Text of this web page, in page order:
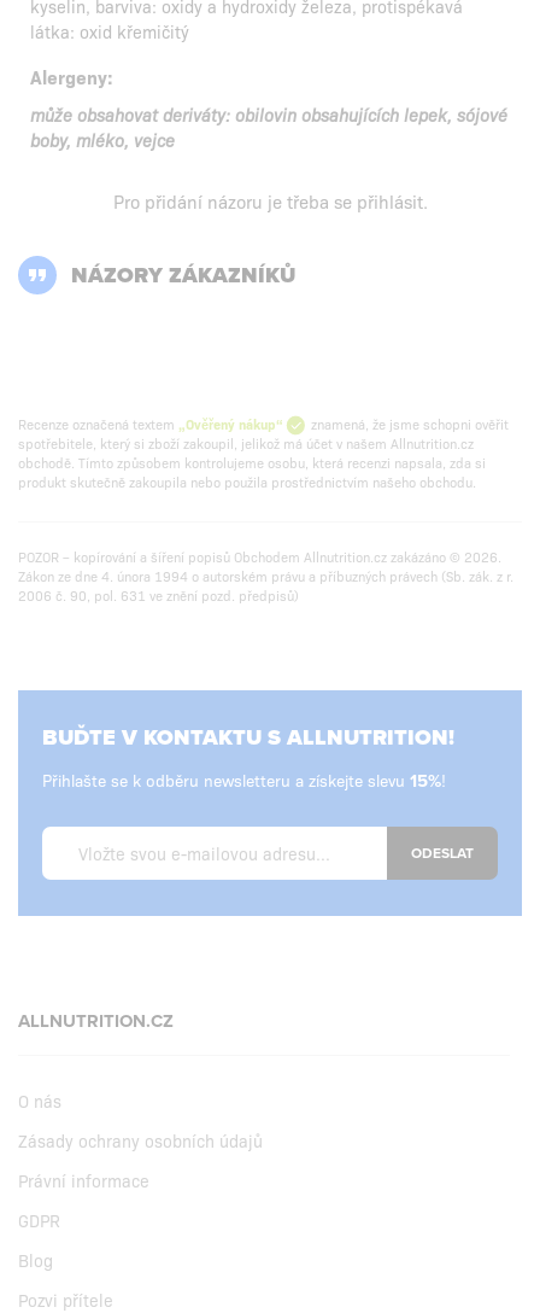
kyselin, barviva: oxidy a hydroxidy železa, protispékavá
látka: oxid křemičitý
Alergeny:
může obsahovat deriváty: obilovin obsahujících lepek, sójové
boby, mléko, vejce
Pro přidání názoru je třeba se přihlásit.
NÁZORY ZÁKAZNÍKŮ
Recenze označená textem „Ověřený nákup“
znamená, že jsme schopni ověřit
spotřebitele, který si zboží zakoupil, jelikož má účet v našem Allnutrition.cz
obchodě. Tímto způsobem kontrolujeme osobu, která recenzi napsala, zda si
produkt skutečně zakoupila nebo použila prostřednictvím našeho obchodu.
POZOR – kopírování a šíření popisů Obchodem Allnutrition.cz zakázáno © 2026.
Zákon ze dne 4. února 1994 o autorském právu a příbuzných právech (Sb. zák. z r.
2006 č. 90, pol. 631 ve znění pozd. předpisů)
BUĎTE V KONTAKTU S ALLNUTRITION!
Přihlašte se k odběru newsletteru a získejte slevu !
ODESLAT
ALLNUTRITION.CZ
O nás
Zásady ochrany osobních údajů
Právní informace
GDPR
Blog
Pozvi přítele